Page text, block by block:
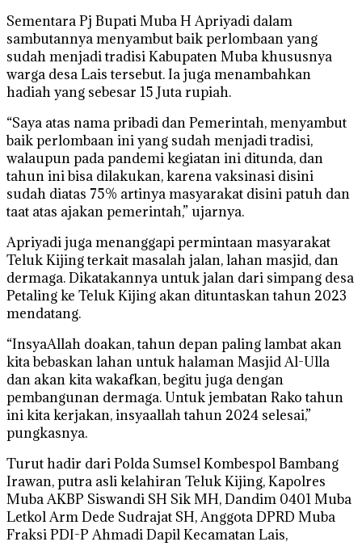
Sementara Pj Bupati Muba H Apriyadi dalam
sambutannya menyambut baik perlombaan yang
sudah menjadi tradisi Kabupaten Muba khususnya
warga desa Lais tersebut. Ia juga menambahkan
hadiah yang sebesar 15 Juta rupiah.
“Saya atas nama pribadi dan Pemerintah, menyambut
baik perlombaan ini yang sudah menjadi tradisi,
walaupun pada pandemi kegiatan ini ditunda, dan
tahun ini bisa dilakukan, karena vaksinasi disini
sudah diatas 75% artinya masyarakat disini patuh dan
taat atas ajakan pemerintah,” ujarnya.
Apriyadi juga menanggapi permintaan masyarakat
Teluk Kijing terkait masalah jalan, lahan masjid, dan
dermaga. Dikatakannya untuk jalan dari simpang desa
Petaling ke Teluk Kijing akan dituntaskan tahun 2023
mendatang.
“InsyaAllah doakan, tahun depan paling lambat akan
kita bebaskan lahan untuk halaman Masjid Al-Ulla
dan akan kita wakafkan, begitu juga dengan
pembangunan dermaga. Untuk jembatan Rako tahun
ini kita kerjakan, insyaallah tahun 2024 selesai,”
pungkasnya.
Turut hadir dari Polda Sumsel Kombespol Bambang
Irawan, putra asli kelahiran Teluk Kijing, Kapolres
Muba AKBP Siswandi SH Sik MH, Dandim 0401 Muba
Letkol Arm Dede Sudrajat SH, Anggota DPRD Muba
Fraksi PDI-P Ahmadi Dapil Kecamatan Lais,